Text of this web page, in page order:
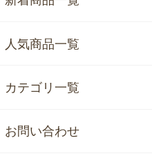
人気商品一覧
カテゴリ一覧
お問い合わせ